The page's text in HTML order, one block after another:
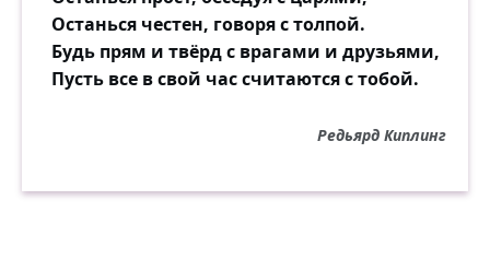
Останься честен, говоря с толпой.
Будь прям и твёрд с врагами и друзьями,
Пусть все в свой час считаются с тобой.
Редьярд Киплинг